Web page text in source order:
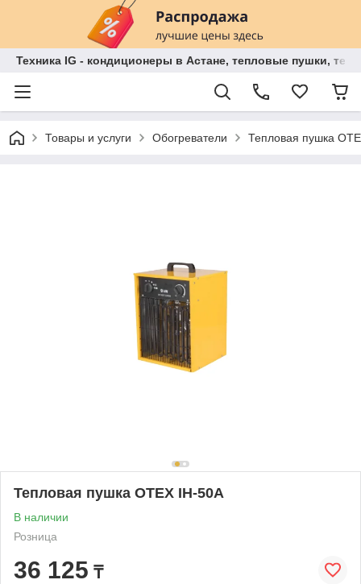
Техника IG - кондиционеры в Астане, тепловые пушки,
Товары и услуги Обогреватели Тепловая пушка
Тепловая пушка OTEX IH-50A
В наличии
Розница
36 125 ₸